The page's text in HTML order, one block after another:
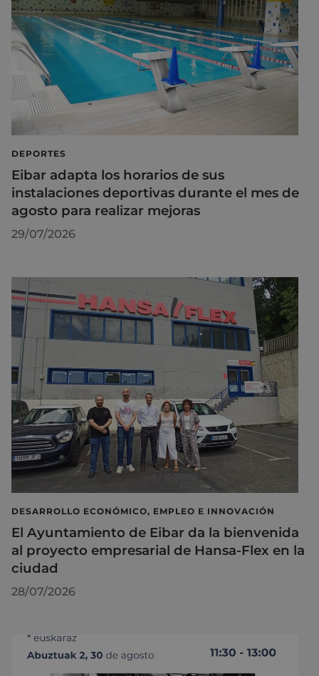
DEPORTES
Eibar adapta los horarios de sus
instalaciones deportivas durante el mes de
agosto para realizar mejoras
29/07/2026
DESARROLLO ECONÓMICO, EMPLEO E INNOVACIÓN
El Ayuntamiento de Eibar da la bienvenida
al proyecto empresarial de Hansa-Flex en la
ciudad
28/07/2026